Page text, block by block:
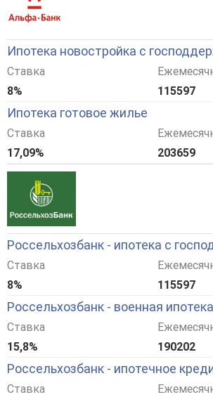
Ипотека новостройка с
Ставка
8%
115597
Ипотека готовое жилье
Ставка
17,09%
203659
Россельхозбанк - ипотека с
Ставка
8%
115597
Россельхозбанк - военная ипотека
Ставка
15,8%
190202
Россельхозбанк - ипотечное
Ставка